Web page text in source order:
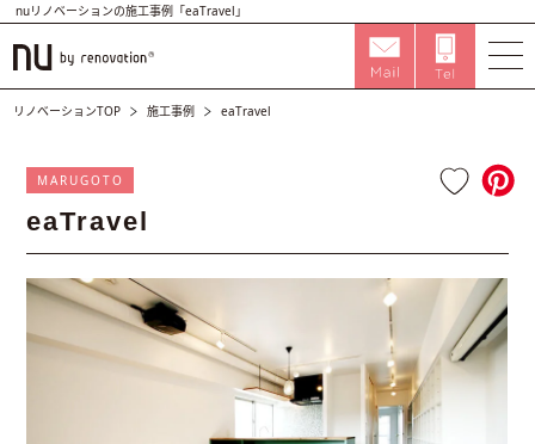
nuリノベーションの施工事例「eaTravel」
リノベーションTOP 施工事例 eaTravel
MARUGOTO
eaTravel